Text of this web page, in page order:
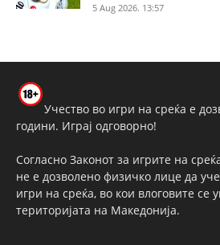
5 Aug 2026. 13:57
Учество во игри на среќа е
години. Играј одговорно!
Согласно Законот за игрите на
не е дозволено физичко лице да
игри на среќа, во кои влоговите се
територијата на Македонија.